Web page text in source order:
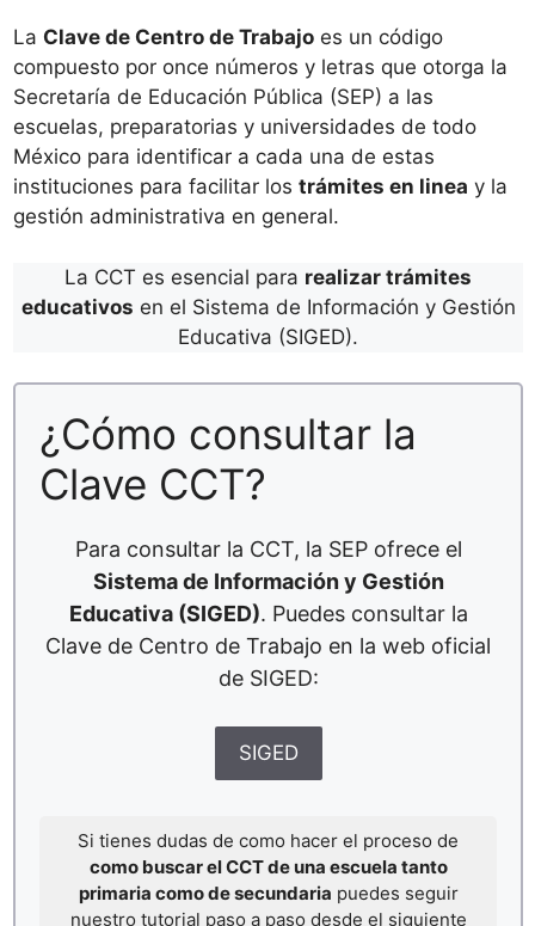
La Clave de Centro de Trabajo es un código
compuesto por once números y letras que otorga la
Secretaría de Educación Pública (SEP) a las
escuelas, preparatorias y universidades de todo
México para identificar a cada una de estas
instituciones para facilitar los trámites en linea y la
gestión administrativa en general.
La CCT es esencial para realizar trámites
educativos en el Sistema de Información y Gestión
Educativa (SIGED).
¿Cómo consultar la
Clave CCT?
Para consultar la CCT, la SEP ofrece el
Sistema de Información y Gestión
Educativa (SIGED). Puedes consultar la
Clave de Centro de Trabajo en la web oficial
de SIGED:
SIGED
Si tienes dudas de como hacer el proceso de
como buscar el CCT de una escuela tanto
primaria como de secundaria puedes seguir
nuestro tutorial paso a paso desde el siguiente